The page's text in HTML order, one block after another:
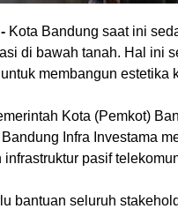
Kota Bandung saat ini
di bawah tanah. Hal ini
membangun estetika
Kota (Pemkot)
Infra Investama
infrastruktur pasif
bantuan seluruh